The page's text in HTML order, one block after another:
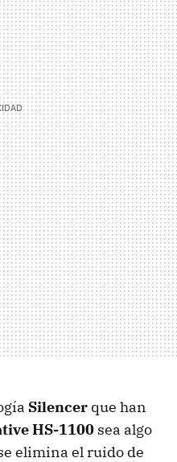
Silencer que han
HS-1100 sea algo
elimina el ruido de